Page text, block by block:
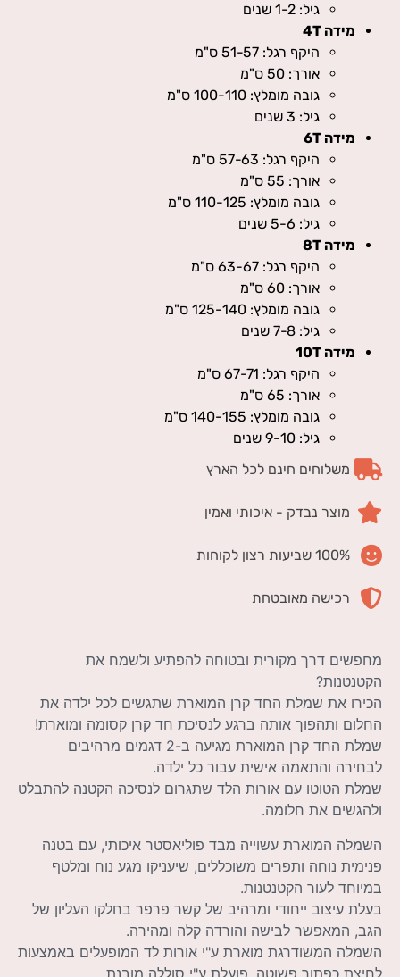
גיל: 1-2 שנים
מידה 4T
היקף רגל: 51-57 ס"מ
אורך: 50 ס"מ
גובה מומלץ: 100-110 ס"מ
גיל: 3 שנים
מידה 6T
היקף רגל: 57-63 ס"מ
אורך: 55 ס"מ
גובה מומלץ: 110-125 ס"מ
גיל: 5-6 שנים
מידה 8T
היקף רגל: 63-67 ס"מ
אורך: 60 ס"מ
גובה מומלץ: 125-140 ס"מ
גיל: 7-8 שנים
מידה 10T
היקף רגל: 67-71 ס"מ
אורך: 65 ס"מ
גובה מומלץ: 140-155 ס"מ
גיל: 9-10 שנים
משלוחים חינם לכל הארץ
מוצר נבדק - איכותי ואמין
100% שביעות רצון לקוחות
רכישה מאובטחת
מחפשים דרך מקורית ובטוחה להפתיע ולשמח את
הקטנטנות?
הכירו את שמלת החד קרן המוארת שתגשים לכל ילדה את
החלום ותהפוך אותה ברגע לנסיכת חד קרן קסומה ומוארת!
שמלת החד קרן המוארת מגיעה ב-2 דגמים מרהיבים
לבחירה והתאמה אישית עבור כל ילדה.
שמלת הטוטו עם אורות הלד שתגרום לנסיכה הקטנה להתבלט
ולהגשים את חלומה.
השמלה המוארת עשוייה מבד פוליאסטר איכותי, עם בטנה
פנימית נוחה ותפרים משוכללים, שיעניקו מגע נוח ומלטף
במיוחד לעור הקטנטנות.
בעלת עיצוב ייחודי ומרהיב של קשר פרפר בחלקו העליון של
הגב, המאפשר לבישה והורדה קלה ומהירה.
השמלה המשודרגת מוארת ע"י אורות לד המופעלים באמצעות
לחיצת כפתור פשוטה, פועלת ע"י סוללה מובנת.